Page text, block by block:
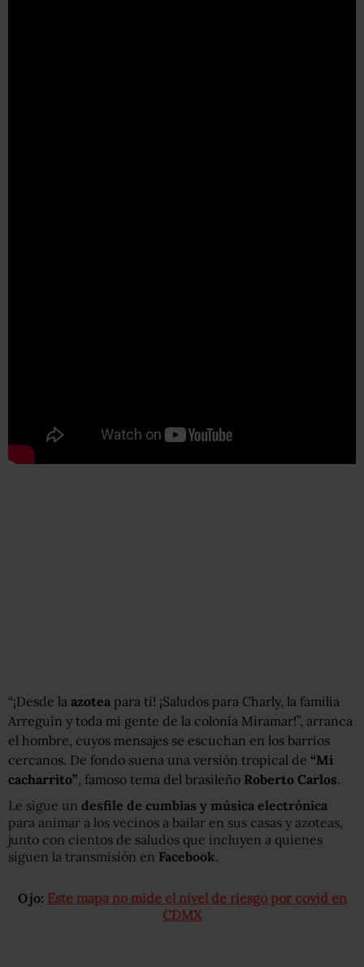
“¡Desde la azotea para ti! ¡Saludos para Charly, la familia
Arreguín y toda mi gente de la colonia Miramar!”, arranca
el hombre, cuyos mensajes se escuchan en los barrios
cercanos. De fondo suena una versión tropical de “Mi
cacharrito” , famoso tema del brasileño Roberto Carlos.
Le sigue un desfile de cumbias y música electrónica
para animar a los vecinos a bailar en sus casas y azoteas,
junto con cientos de saludos que incluyen a quienes
siguen la transmisión en Facebook.
Ojo: Este mapa no mide el nivel de riesgo por covid en
CDMX